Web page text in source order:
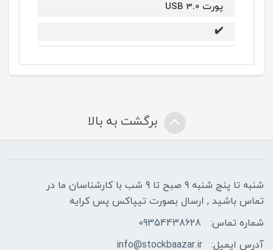
پورت USB 3.0
✔️
برگشت به بالا
شنبه تا پنج شنبه 9 صبح تا 9 شب با کارشناسان ما در
تماس باشید , ارسال بصورت تیپاکس پس کرایه
شماره تماس:
09354438628
آدرس ایمیل:
info@stockbaazar.ir